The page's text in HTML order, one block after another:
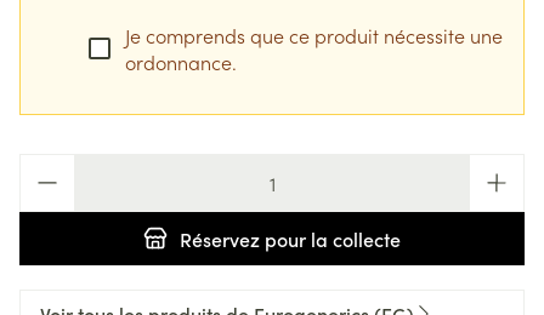
Je comprends que ce produit nécessite une
ordonnance.
Réservez pour la collecte